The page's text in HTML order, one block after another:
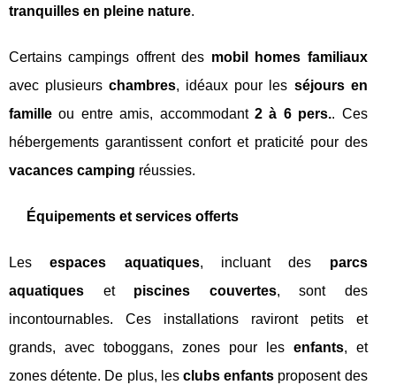
tranquilles en pleine nature.
Certains campings offrent des mobil homes familiaux
avec plusieurschambres, idéaux pour les séjours en
famille ou entre amis, accommodant 2 à 6 pers.. Ces
hébergements garantissent confort et praticité pour des
vacances camping réussies.
Équipements et services offerts
Lesespaces aquatiques, incluant des parcs
aquatiques et piscines couvertes, sont des
incontournables. Ces installations raviront petits et
grands, avec toboggans, zones pour les enfants, et
zones détente. De plus, les clubs enfants proposent des